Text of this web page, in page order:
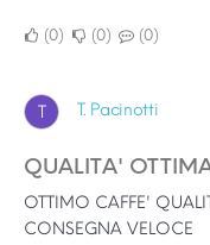
0 0 0
T T. Pacinotti
QUALITA'
OTTIMO CAFFE'
CONSEGNA VELOCE